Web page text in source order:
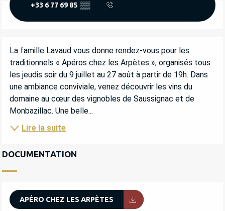
+33 6 77 69 85 ▒▒
DESCRIPTION
La famille Lavaud vous donne rendez-vous pour les
traditionnels « Apéros chez les Arpètes », organisés tous
les jeudis soir du 9 juillet au 27 août à partir de 19h. Dans
une ambiance conviviale, venez découvrir les vins du
domaine au cœur des vignobles de Saussignac et de
Monbazillac. Une belle...
Lire la suite
DOCUMENTATION
APÉRO CHEZ LES ARPÈTES